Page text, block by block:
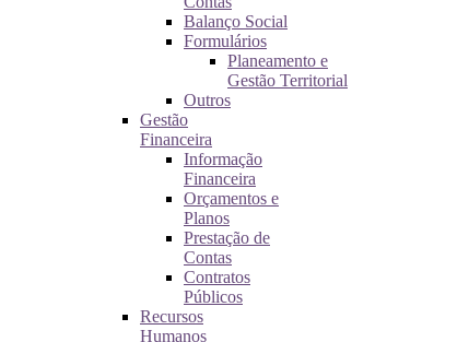
Balanço Social
Formulários
Planeamento e
Gestão Territorial
Outros
Gestão
Financeira
Informação
Financeira
Orçamentos e
Planos
Prestação de
Contas
Contratos
Públicos
Recursos
Humanos